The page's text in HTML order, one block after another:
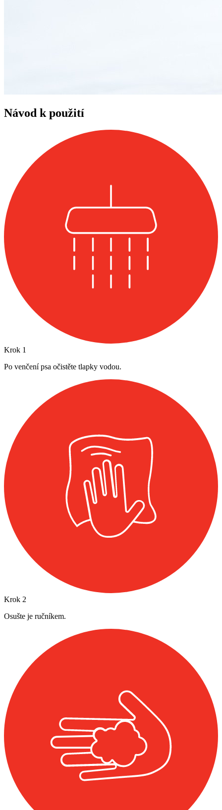
Návod k použití
Krok 1
Po venčení psa očistěte tlapky vodou.
Krok 2
Osušte je ručníkem.